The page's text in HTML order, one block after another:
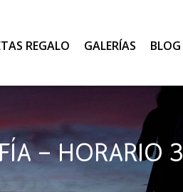
REGALO GALERÍAS BLOG
– HORARIO 3